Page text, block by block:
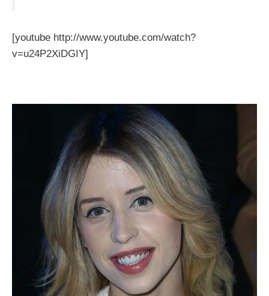
[youtube http://www.youtube.com/watch?
v=u24P2XiDGIY]